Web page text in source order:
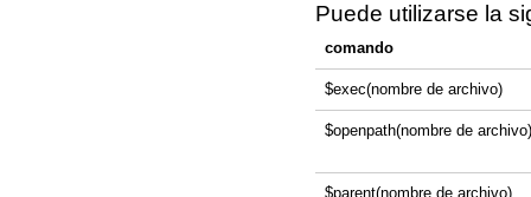
Puede utilizarse la
comando
$exec(nombre de archivo)
$openpath(nombre de archivo)
$parent(nombre de archivo)